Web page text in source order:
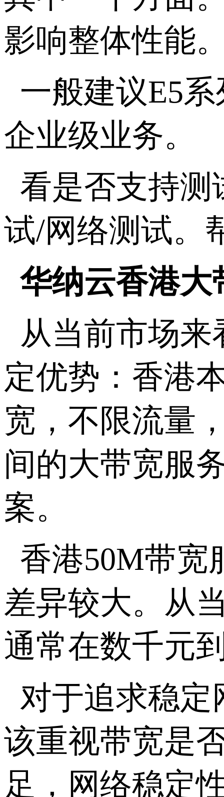
影响整体性能
一般建议E5
企业级业务。
看是否支持测
试/网络测试。
华纳云香港大
从当前市场
定优势：香港
宽，不限流量
间的大带宽服
案。
香港50M带宽
差异较大。从
通常在数千元
对于追求稳
该重视带宽是
足，网络稳定